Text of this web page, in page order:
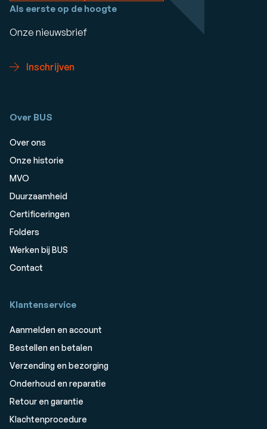
Als eerste op de hoogte
Onze nieuwsbrief
Inschrijven
Over BUS
Over ons
Onze historie
MVO
Duurzaamheid
Certificeringen
Folders
Werken bij BUS
Contact
Klantenservice
Aanmelden en account
Bestellen en betalen
Verzending en bezorging
Onderhoud en reparatie
Retour en garantie
Klachtenprocedure